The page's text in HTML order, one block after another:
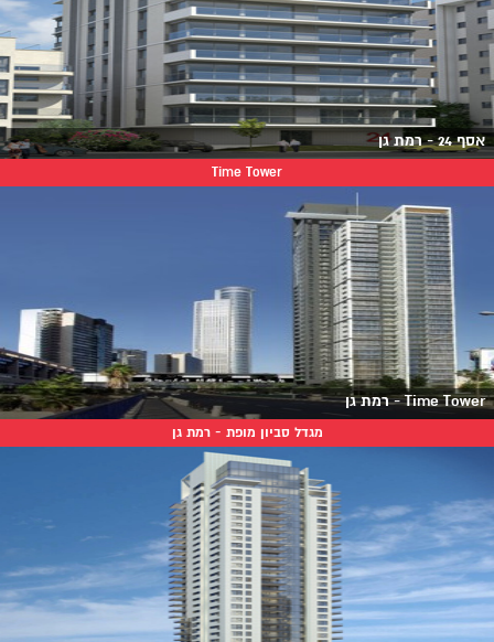
אסף 24 - רמת גן
Time Tower
Time Tower - רמת גן
מגדל סביון מופת - רמת גן